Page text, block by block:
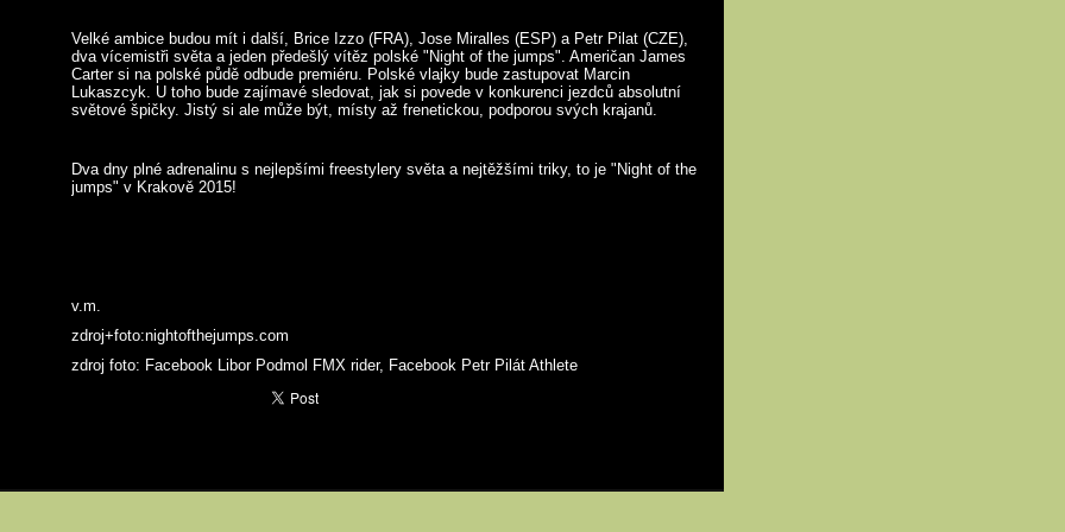
Velké ambice budou mít i další, Brice Izzo (FRA), Jose Miralles (ESP) a Petr Pilat (CZE),
dva vícemistři světa a jeden předešlý vítěz polské "Night of the jumps". Američan James
Carter si na polské půdě odbude premiéru. Polské vlajky bude zastupovat Marcin
Lukaszcyk. U toho bude zajímavé sledovat, jak si povede v konkurenci jezdců absolutní
světové špičky. Jistý si ale může být, místy až frenetickou, podporou svých krajanů.
Dva dny plné adrenalinu s nejlepšími freestylery světa a nejtěžšími triky, to je "Night of the
jumps" v Krakově 2015!
v.m.
zdroj+foto:nightofthejumps.com
zdroj foto: Facebook Libor Podmol FMX rider, Facebook Petr Pilát Athlete